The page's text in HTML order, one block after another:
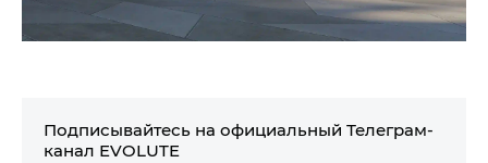
Подписывайтесь на официальный Телеграм-
канал EVOLUTE